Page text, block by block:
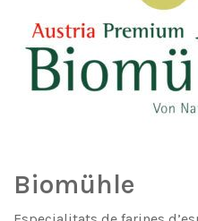
Biomühle